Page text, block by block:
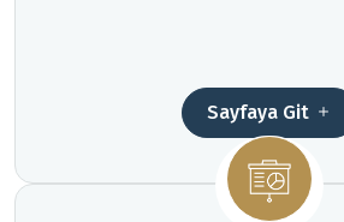
Sayfaya Git